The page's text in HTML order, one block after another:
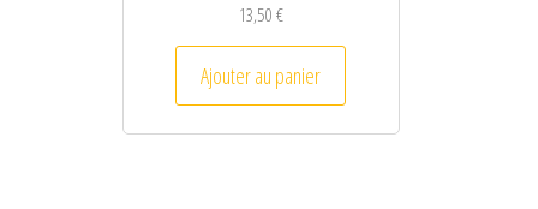
13,50€
Ajouter au panier